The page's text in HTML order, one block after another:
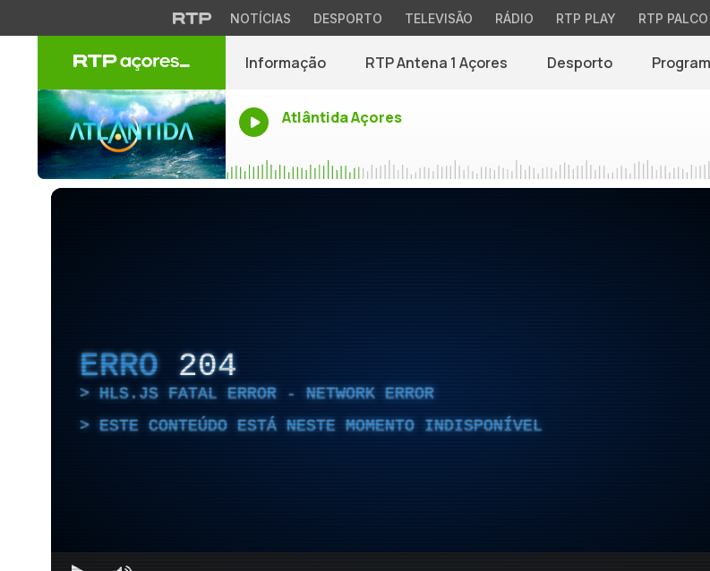
NOTÍCIAS DESPORTO TELEVISÃO RÁDIO RTP PLAY RTP PALCO
Informação RTP Antena 1 Açores Desporto
Atlântida Açores
ERRO 204
HLS.JS FATAL ERROR - NETWORK ERROR
ESTE CONTEÚDO ESTÁ NESTE MOMENTO INDISPONÍVEL